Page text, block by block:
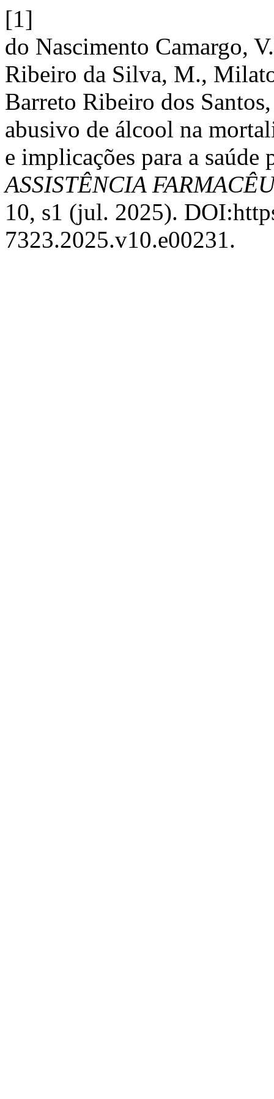
[1]
do Nascimento Camargo,
Ribeiro da Silva, M.,
Barreto Ribeiro dos
abusivo de álcool na
e implicações para a
ASSISTÊNCIA
10, s1 (jul. 2025).
7323.2025.v10.e00231.